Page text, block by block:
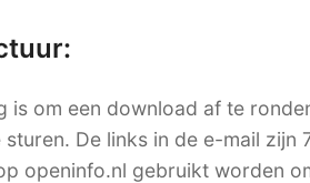
is om een download af te
De links in de e-mail zijn
openinfo.nl gebruikt worden